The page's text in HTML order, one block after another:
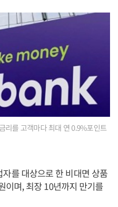
리를 고객마다 최대 연 0.9%포인트
를 대상으로 한 비대면 상품
이며, 최장 10년까지 만기를